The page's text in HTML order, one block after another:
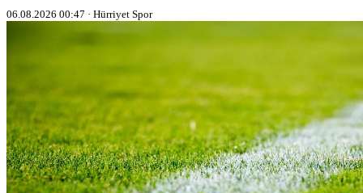
06.08.2026 00:47 · Hürriyet Spor